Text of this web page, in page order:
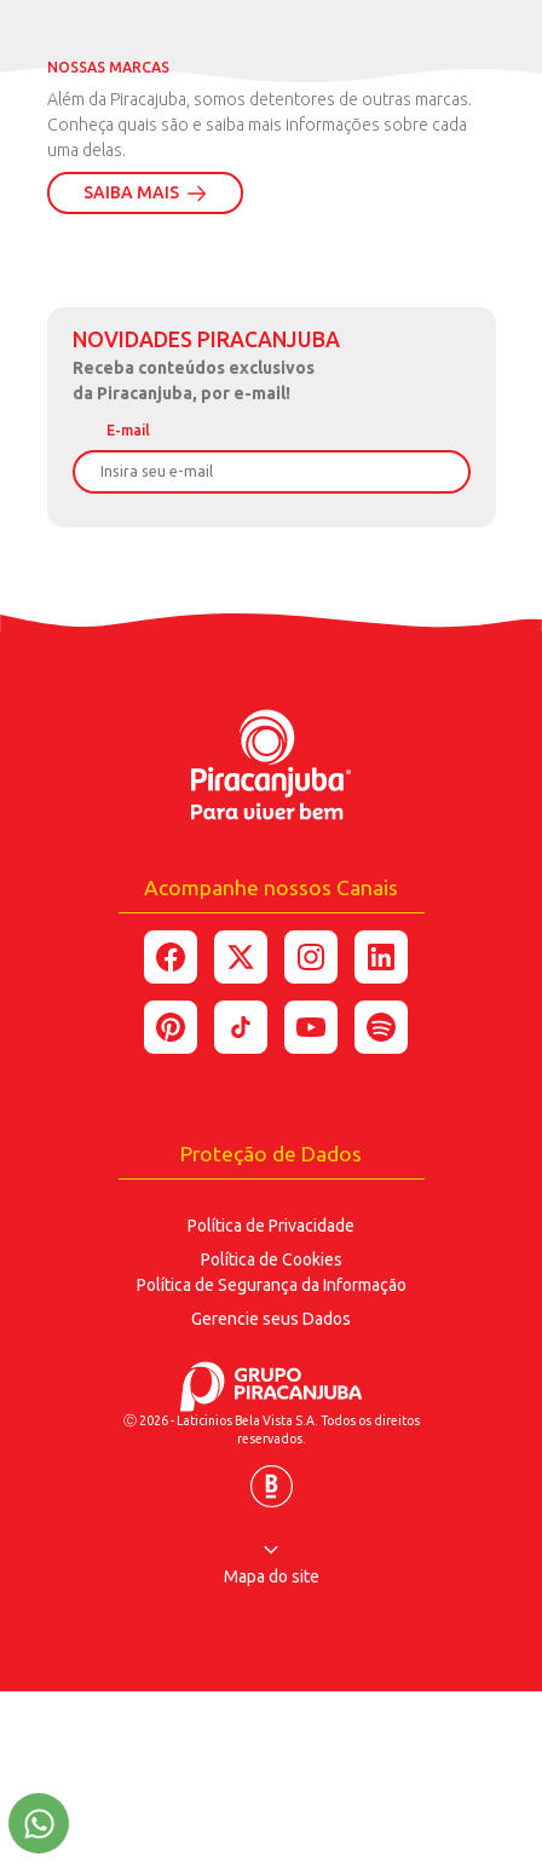
NOSSAS MARCAS
Além da Piracajuba, somos detentores de outras marcas.
Conheça quais são e saiba mais informações sobre cada
uma delas.
SAIBA MAIS
NOVIDADES PIRACANJUBA
Receba conteúdos exclusivos
da Piracanjuba, por e-mail!
E-mail
Sobrenome
*Ao enviar esse formulário, você confirma ter 18
anos ou mais.
*Estou de acordo com a coleta e uso dos dados
fornecidos para as finalidadesaqui descritas.
ENVIAR
Acompanhe nossos Canais
Proteção de Dados
Política de Privacidade
Política de Cookies
Política de Segurança da Informação
Gerencie seus Dados
Ⓒ 2026 - Laticinios Bela Vista S.A. Todos os direitos
reservados.
Mapa do site